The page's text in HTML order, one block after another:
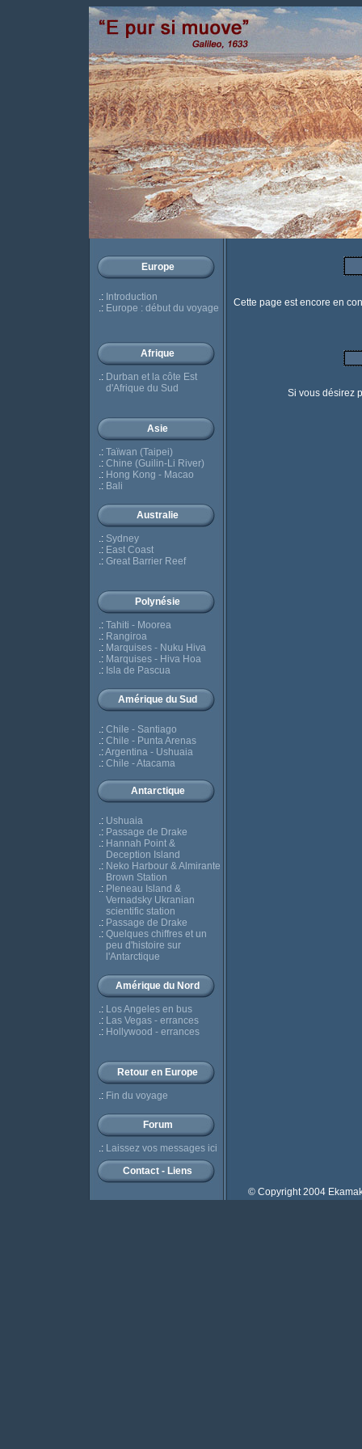
Europe
.: Introduction
.: Europe : début du voyage
Afrique
.: Durban et la côte Est
d'Afrique du Sud
Asie
.: Taïwan (Taipei)
.: Chine (Guilin-Li River)
.: Hong Kong - Macao
.: Bali
Australie
.: Sydney
.: East Coast
.: Great Barrier Reef
Polynésie
.: Tahiti - Moorea
.: Rangiroa
.: Marquises - Nuku Hiva
.: Marquises - Hiva Hoa
.: Isla de Pascua
Amérique du Sud
.: Chile - Santiago
.: Chile - Punta Arenas
.:Argentina - Ushuaia
.: Chile - Atacama
Antarctique
.: Ushuaia
.: Passage de Drake
.: Hannah Point &
Deception Island
.: Neko Harbour & Almirante
Brown Station
.: Pleneau Island &
Vernadsky Ukranian
scientific station
.: Passage de Drake
.: Quelques chiffres et un
peu d'histoire sur
l'Antarctique
Amérique du Nord
.: Los Angeles en bus
.: Las Vegas - errances
.: Hollywood - errances
Retour en Europe
.: Fin du voyage
Forum
.: Laissez vos messages ici
Contact - Liens
Cette page est encore en
Si vous désirez
© Copyright 2004